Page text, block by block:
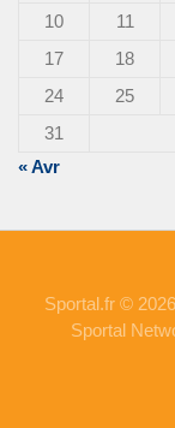
10
11
17
18
24
25
31
« Avr
Sportal.fr ©
Sportal